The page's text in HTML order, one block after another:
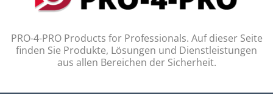
PRO-4-PRO Products for Professionals. Auf dieser Seite
finden Sie Produkte, Lösungen und Dienstleistungen
aus allen Bereichen der Sicherheit.